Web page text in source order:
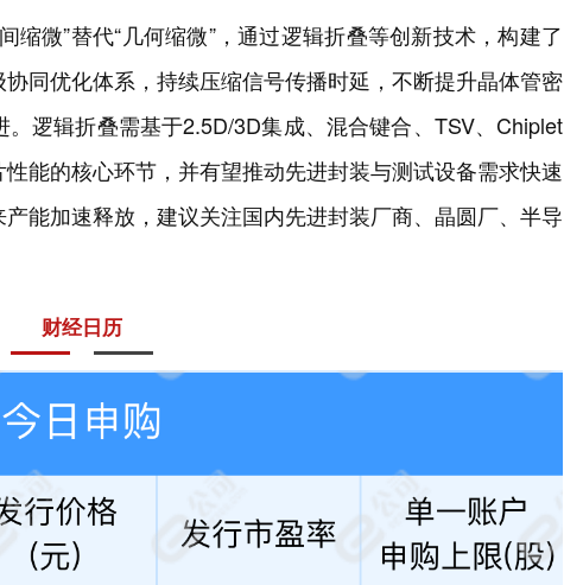
缩微”替代“几何缩微”，通过逻辑折叠等创新技术，构建了
同优化体系，持续压缩信号传播时延，不断提升晶体管密
逻辑折叠需基于2.5D/3D集成、混合键合、TSV、Chiplet
能的核心环节，并有望推动先进封装与测试设备需求快速
能加速释放，建议关注国内先进封装厂商、晶圆厂、半导
财经日历